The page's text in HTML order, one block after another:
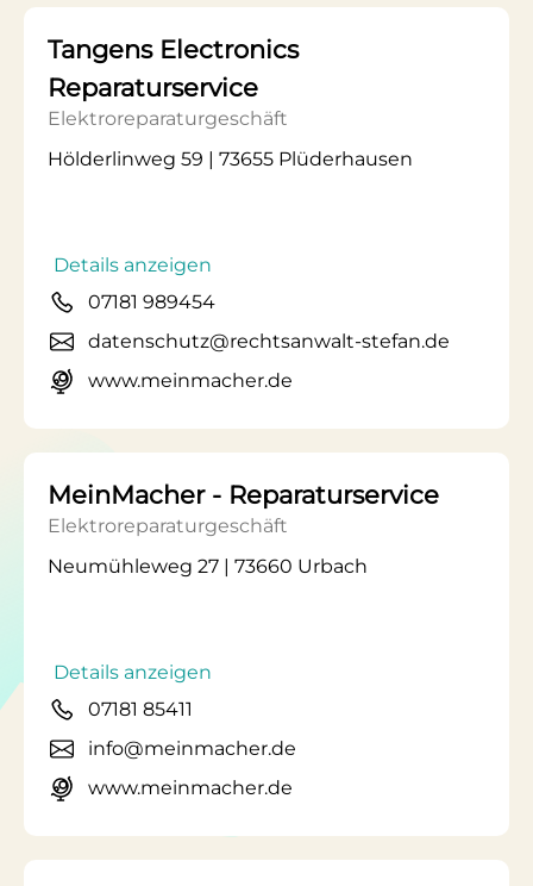
Tangens Electronics
Reparaturservice
Elektroreparaturgeschäft
Hölderlinweg 59 | 73655 Plüderhausen
Details anzeigen
07181 989454
datenschutz@rechtsanwalt-stefan.de
www.meinmacher.de
MeinMacher - Reparaturservice
Elektroreparaturgeschäft
Neumühleweg 27 | 73660 Urbach
Details anzeigen
07181 85411
info@meinmacher.de
www.meinmacher.de